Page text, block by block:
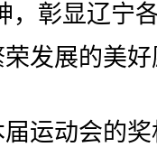
，彰显辽宁
发展的美
运动会的奖